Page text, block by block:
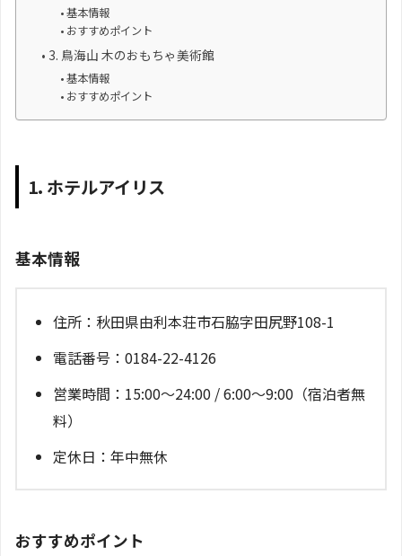
基本情報
おすすめポイント
3. 鳥海山 木のおもちゃ美術館
基本情報
おすすめポイント
1. ホテルアイリス
基本情報
住所：秋田県由利本荘市石脇字田尻野108-1
電話番号：0184-22-4126
営業時間：15:00～24:00 / 6:00～9:00（宿泊者無
料）
定休日：年中無休
おすすめポイント